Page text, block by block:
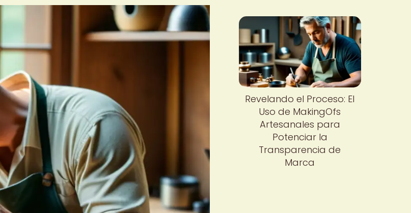
Revelando el Proceso: El
Uso de MakingOfs
Artesanales para
Potenciar la
Transparencia de
Marca